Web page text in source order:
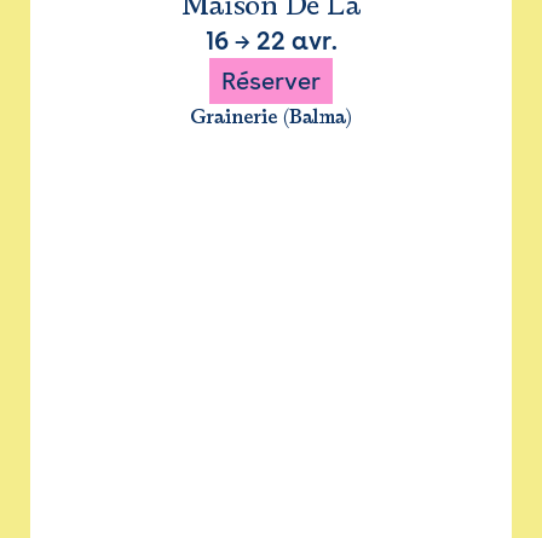
16→ 22 avr.
Réserver
Grainerie (Balma)